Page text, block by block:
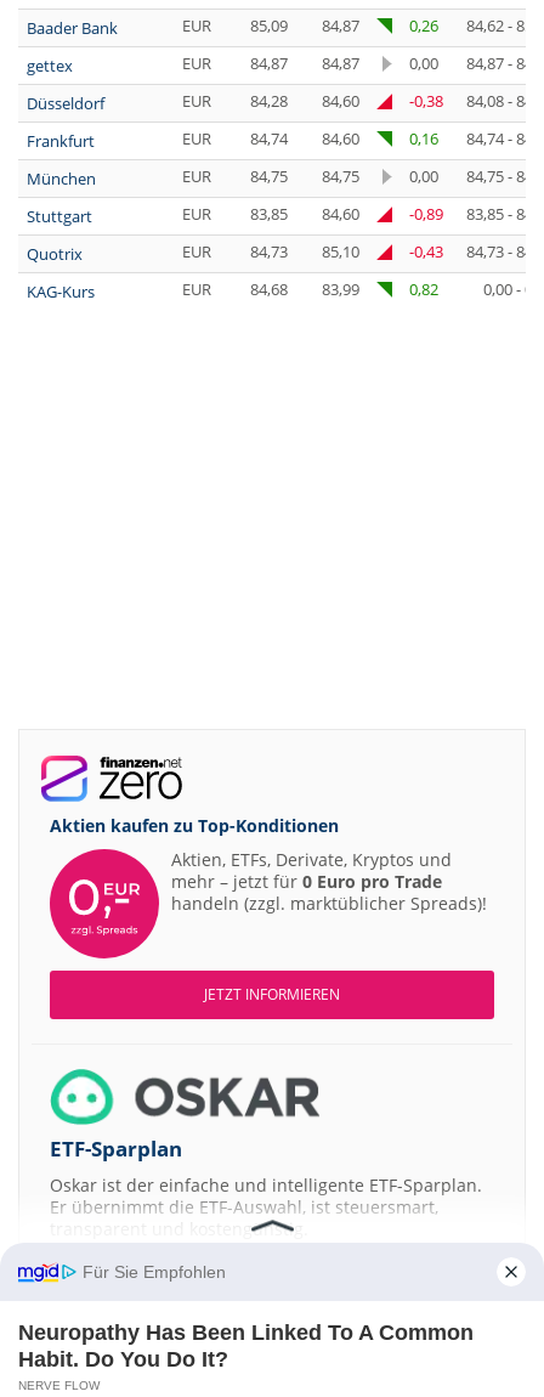
Baader Bank
EUR 85,09 84,87 0,26
84,62 -
gettex
EUR 84,87 84,87 0,00
84,87 -
Düsseldorf
EUR 84,28 84,60 -0,38
84,08 -
Frankfurt
EUR 84,74 84,60 0,16
84,74 -
München
EUR 84,75 84,75 0,00
84,75 -
Stuttgart
EUR 83,85 84,60 -0,89
83,85 -
Quotrix
EUR 84,73 85,10 -0,43
84,73 -
KAG-Kurs
EUR 84,68 83,99 0,82 0,00 -
Aktien kaufen zu Top-Konditionen
Aktien, ETFs, Derivate, Kryptos und
mehr – jetzt für 0 Euro pro Trade
handeln (zzgl. marktüblicher Spreads)!
JETZT INFORMIEREN
ETF-Sparplan
Oskar ist der einfache und intelligente ETF-Sparplan.
Er übernimmt die ETF-Auswahl, ist steuersmart,
transparent und kostengünstig.
JETZT MEHR ERFAHREN
Für Sie Empfohlen
Neuropathy Has Been Linked To A Common
Habit. Do You Do It?
NERVE FLOW